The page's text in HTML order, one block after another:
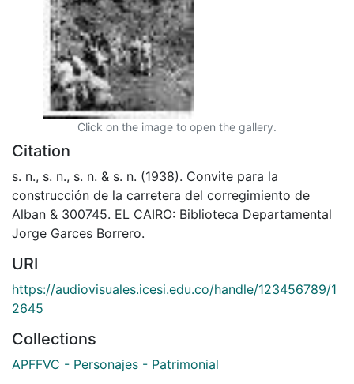
Click on the image to open the gallery.
Citation
s. n., s. n., s. n. & s. n. (1938). Convite para la
construcción de la carretera del corregimiento de
Alban & 300745. EL CAIRO: Biblioteca Departamental
Jorge Garces Borrero.
URI
https://audiovisuales.icesi.edu.co/handle/123456789/1
2645
Collections
APFFVC - Personajes - Patrimonial